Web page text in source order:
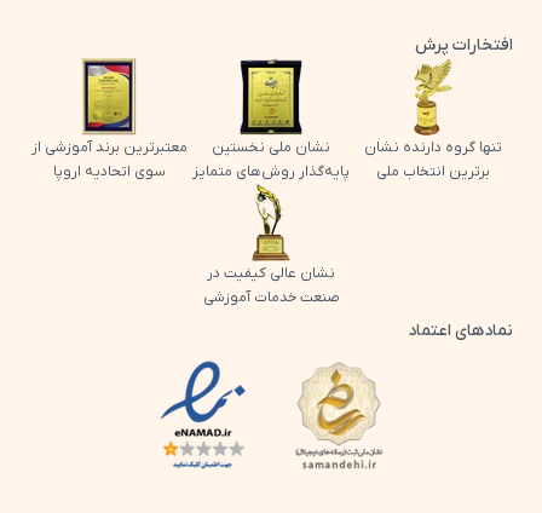
افتخارات پرش
تنها گروه دارنده نشان
برترین انتخاب ملی
نشان ملی نخستین
پایه‌گذار روش‌های متمایز
معتبرترین برند آموزشی از
سوی اتحادیه اروپا
نشان عالی کیفیت در
صنعت خدمات آموزشی
نمادهای اعتماد
لوگو اینماد پرش